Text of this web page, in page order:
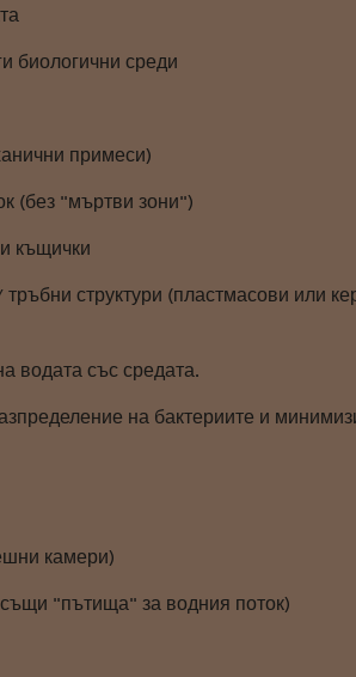
биологични среди
примеси)
(без "мъртви зони")
къщички
структури (пластмасови или
водата със средата.
на бактериите и
камери)
"пътища" за водния поток)